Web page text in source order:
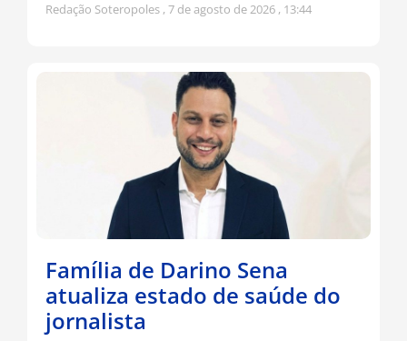
Redação Soteropoles 7 de agosto de 2026 13:44
Família de Darino Sena
atualiza estado de saúde do
jornalista